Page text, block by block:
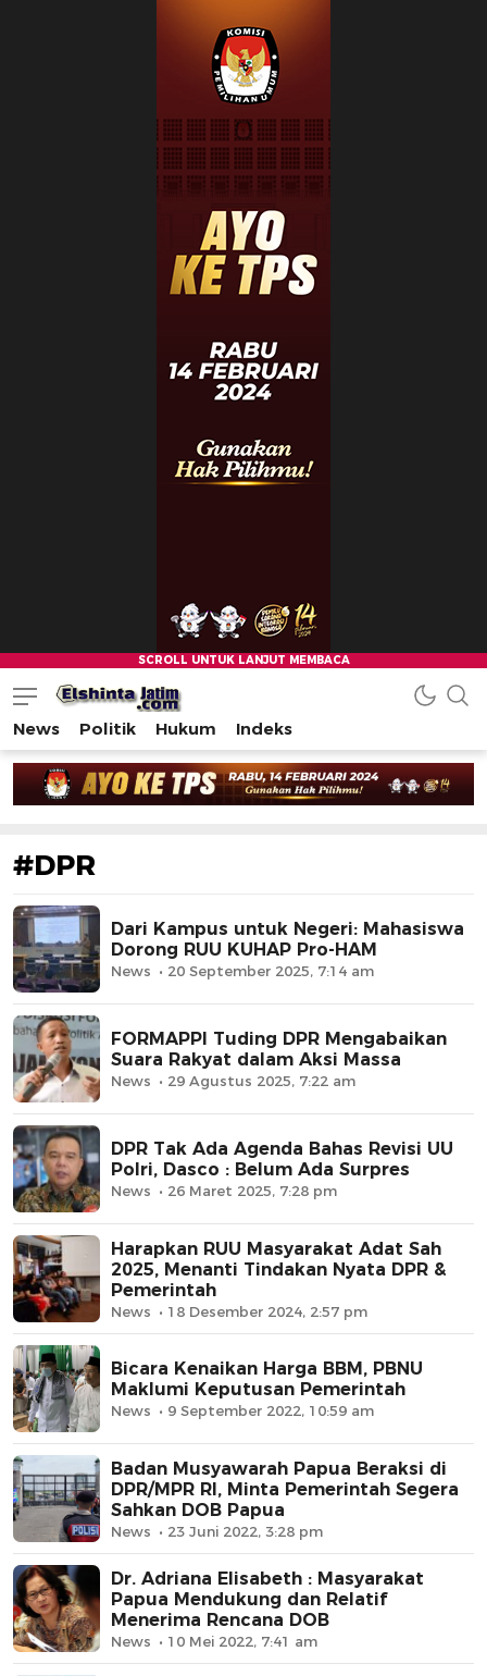
News Politik Hukum Indeks
#DPR
Dari Kampus untuk Negeri: Mahasiswa
Dorong RUU KUHAP Pro-HAM
News 20 September 2025, 7:14 am
FORMAPPI Tuding DPR Mengabaikan
Suara Rakyat dalam Aksi Massa
News 29 Agustus 2025, 7:22 am
DPR Tak Ada Agenda Bahas Revisi UU
Polri, Dasco : Belum Ada Surpres
News 26 Maret 2025, 7:28 pm
Harapkan RUU Masyarakat Adat Sah
2025, Menanti Tindakan Nyata DPR &
Pemerintah
News 18 Desember 2024, 2:57 pm
Bicara Kenaikan Harga BBM, PBNU
Maklumi Keputusan Pemerintah
News 9 September 2022, 10:59 am
Badan Musyawarah Papua Beraksi di
DPR/MPR RI, Minta Pemerintah Segera
Sahkan DOB Papua
News 23 Juni 2022, 3:28 pm
Dr. Adriana Elisabeth : Masyarakat
Papua Mendukung dan Relatif
Menerima Rencana DOB
News 10 Mei 2022, 7:41 am